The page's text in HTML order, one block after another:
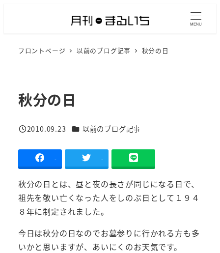
MENU
フロントページ 以前のブログ記事 秋分の日
秋分の日
投稿日
2010.09.23 カテゴリー
以前のブログ記事
- -
秋分の日とは、昼と夜の長さが同じになる日で、
祖先を敬い亡くなった人をしのぶ日として１９４
８年に制定されました。
今日は秋分の日なのでお墓参りに行かれる方も多
いかと思いますが、あいにくのお天気です。